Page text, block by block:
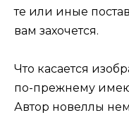
те или иные
вам захочется.
Что касается
по-прежнему
Автор новеллы